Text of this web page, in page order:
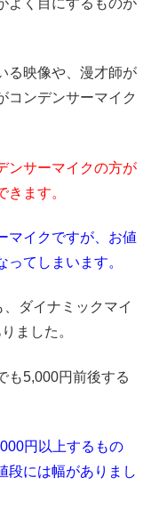
る映像や、漫才師が
コンデンサーマイク
ンサーマイクの方が
ます。
マイクですが、お値
てしまいます。
ダイナミックマイ
ました。
も5,000円前後する
円以上するもの
段には幅がありまし